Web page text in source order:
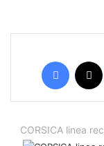
CORSICA linea